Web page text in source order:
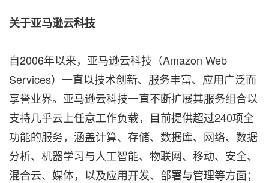
关于亚马逊云科技
自2006年以来，亚马逊云科技（Amazon Web
Services）一直以技术创新、服务丰富、应用广泛而
享誉业界。亚马逊云科技一直不断扩展其服务组合以
支持几乎云上任意工作负载，目前提供超过240项全
功能的服务，涵盖计算、存储、数据库、网络、数据
分析、机器学习与人工智能、物联网、移动、安全、
混合云、媒体，以及应用开发、部署与管理等方面；